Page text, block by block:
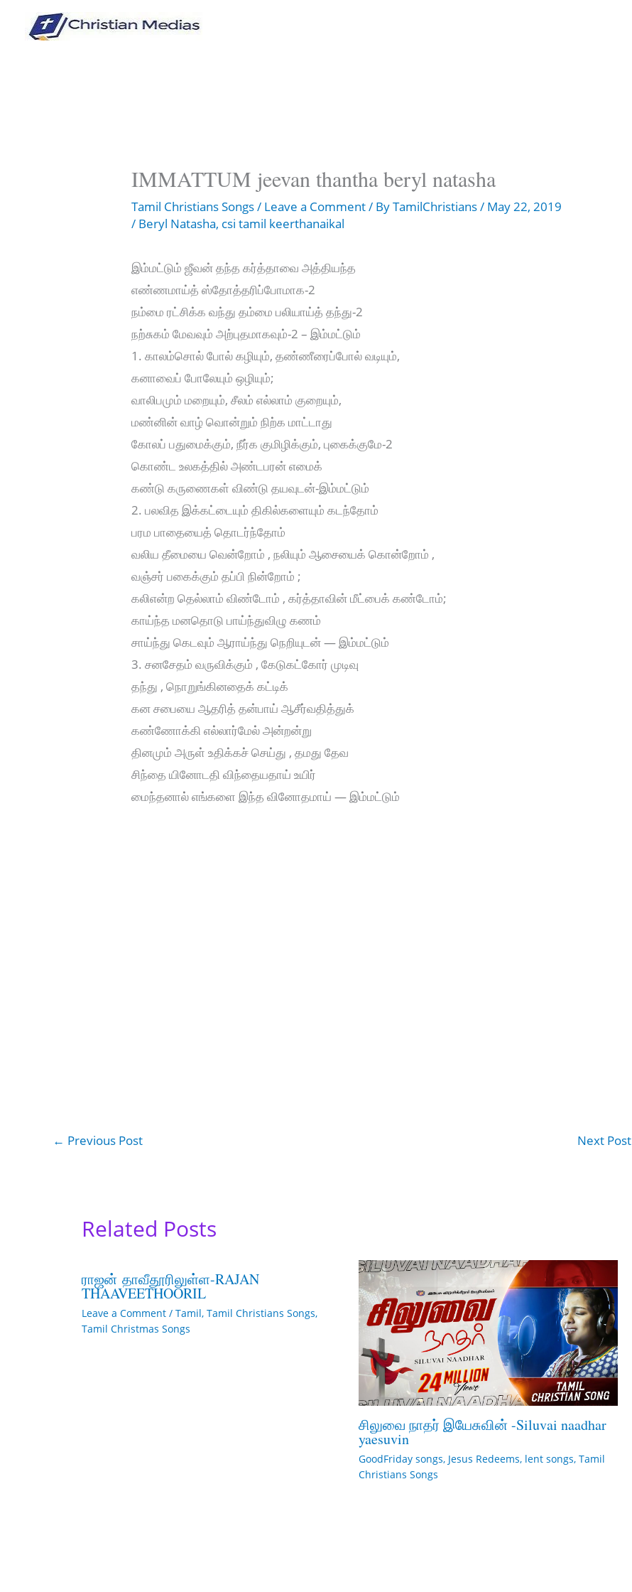
IMMATTUM jeevan thantha beryl natasha
Tamil Christians Songs/ Leave a Comment/ ByTamilChristians/ May 22, 2019
/ Beryl Natasha, csi tamil keerthanaikal
இம்மட்டும் ஜீவன் தந்த கர்த்தாவை அத்தியந்த
எண்ணமாய்த் ஸ்தோத்தரிப்போமாக-2
நம்மை ரட்சிக்க வந்து தம்மை பலியாய்த் தந்து-2
நற்சுகம் மேவவும் அற்புதமாகவும்-2 – இம்மட்டும்
1. காலம்சொல் போல் கழியும், தண்ணீரைப்போல் வடியும்,
கனாவைப் போலேயும் ஒழியும்;
வாலிபமும் மறையும், சீலம் எல்லாம் குறையும்,
மண்னின் வாழ் வொன்றும் நிற்க மாட்டாது
கோலப் பதுமைக்கும், நீர்க குமிழிக்கும், புகைக்குமே-2
கொண்ட உலகத்தில் அண்டபரன் எமைக்
கண்டு கருணைகள் விண்டு தயவுடன்-இம்மட்டும்
2. பலவித இக்கட்டையும் திகில்களையும் கடந்தோம்
பரம பாதையைத் தொடர்ந்தோம்
வலிய தீமையை வென்றோம் , நலியும் ஆசையைக் கொன்றோம் ,
வஞ்சர் பகைக்கும் தப்பி நின்றோம் ;
கலிஎன்ற தெல்லாம் விண்டோம் , கர்த்தாவின் மீட்பைக் கண்டோம்;
காய்ந்த மனதொடு பாய்ந்துவிழு கணம்
சாய்ந்து கெடவும் ஆராய்ந்து நெறியுடன் — இம்மட்டும்
3. சனசேதம் வருவிக்கும் , கேடுகட்கோர் முடிவு
தந்து , நொறுங்கினதைக் கட்டிக்
கன சபையை ஆதரித் தன்பாய் ஆசீர்வதித்துக்
கண்ணோக்கி எல்லார்மேல் அன்றன்று
தினமும் அருள் உதிக்கச் செய்து , தமது தேவ
சிந்தை யினோடதி விந்தையதாய் உயிர்
மைந்தனால் எங்களை இந்த வினோதமாய் — இம்மட்டும்
← Previous Post Next Post
Related Posts
ராஜன் தாவீதூரிலுள்ள-RAJAN
THAAVEETHOORIL
Leave a Comment / Tamil, Tamil Christians Songs,
Tamil Christmas Songs
சிலுவை நாதர் இயேசுவின் -Siluvai naadhar
yaesuvin
GoodFriday songs, Jesus Redeems, lent songs, Tamil
Christians Songs